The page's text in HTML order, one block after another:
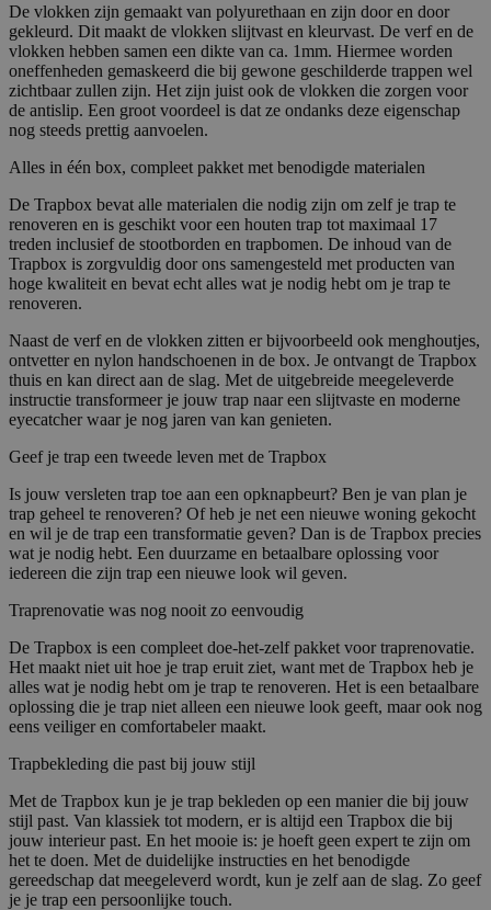
De vlokken zijn gemaakt van polyurethaan en zijn door en door
gekleurd. Dit maakt de vlokken slijtvast en kleurvast. De verf en de
vlokken hebben samen een dikte van ca. 1mm. Hiermee worden
oneffenheden gemaskeerd die bij gewone geschilderde trappen wel
zichtbaar zullen zijn. Het zijn juist ook de vlokken die zorgen voor
de antislip. Een groot voordeel is dat ze ondanks deze eigenschap
nog steeds prettig aanvoelen.
Alles in één box, compleet pakket met benodigde materialen
De Trapbox bevat alle materialen die nodig zijn om zelf je trap te
renoveren en is geschikt voor een houten trap tot maximaal 17
treden inclusief de stootborden en trapbomen. De inhoud van de
Trapbox is zorgvuldig door ons samengesteld met producten van
hoge kwaliteit en bevat echt alles wat je nodig hebt om je trap te
renoveren.
Naast de verf en de vlokken zitten er bijvoorbeeld ook menghoutjes,
ontvetter en nylon handschoenen in de box. Je ontvangt de Trapbox
thuis en kan direct aan de slag. Met de uitgebreide meegeleverde
instructie transformeer je jouw trap naar een slijtvaste en moderne
eyecatcher waar je nog jaren van kan genieten.
Geef je trap een tweede leven met de Trapbox
Is jouw versleten trap toe aan een opknapbeurt? Ben je van plan je
trap geheel te renoveren? Of heb je net een nieuwe woning gekocht
en wil je de trap een transformatie geven? Dan is de Trapbox precies
wat je nodig hebt. Een duurzame en betaalbare oplossing voor
iedereen die zijn trap een nieuwe look wil geven.
Traprenovatie was nog nooit zo eenvoudig
De Trapbox is een compleet doe-het-zelf pakket voor traprenovatie.
Het maakt niet uit hoe je trap eruit ziet, want met de Trapbox heb je
alles wat je nodig hebt om je trap te renoveren. Het is een betaalbare
oplossing die je trap niet alleen een nieuwe look geeft, maar ook nog
eens veiliger en comfortabeler maakt.
Trapbekleding die past bij jouw stijl
Met de Trapbox kun je je trap bekleden op een manier die bij jouw
stijl past. Van klassiek tot modern, er is altijd een Trapbox die bij
jouw interieur past. En het mooie is: je hoeft geen expert te zijn om
het te doen. Met de duidelijke instructies en het benodigde
gereedschap dat meegeleverd wordt, kun je zelf aan de slag. Zo geef
je je trap een persoonlijke touch.